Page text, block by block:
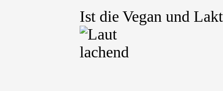
Ist die Vegan und